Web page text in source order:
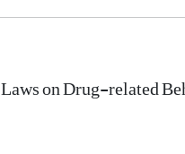
on Drug-related